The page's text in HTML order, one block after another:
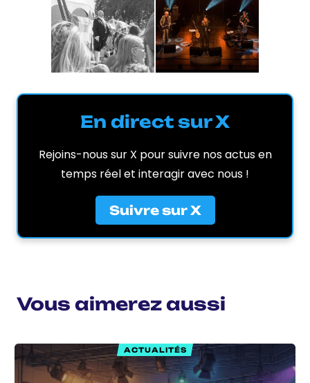
En direct sur X
Rejoins-nous sur X pour suivre nos actus en
temps réel et interagir avec nous !
Suivre sur X
Vous aimerez aussi
ACTUALITÉS